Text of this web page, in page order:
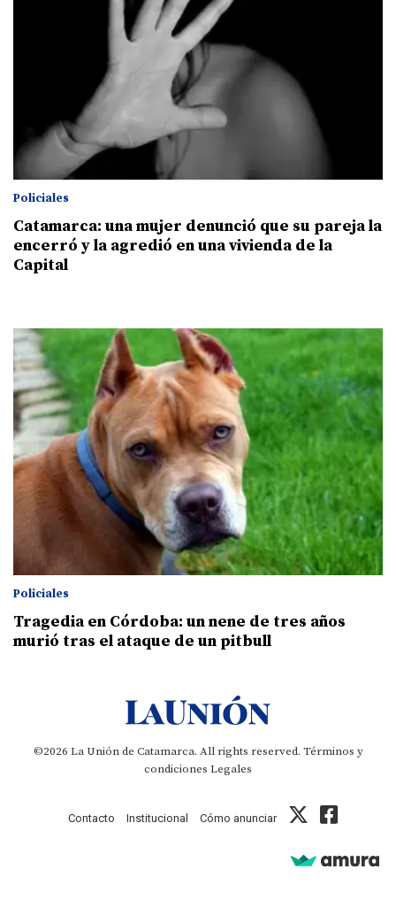
Policiales
Catamarca: una mujer denunció que su pareja la
encerró y la agredió en una vivienda de la
Capital
Policiales
Tragedia en Córdoba: un nene de tres años
murió tras el ataque de un pitbull
©2026 La Unión de Catamarca. All rights reserved. Términos y
condiciones Legales
Contacto Institucional Cómo anunciar